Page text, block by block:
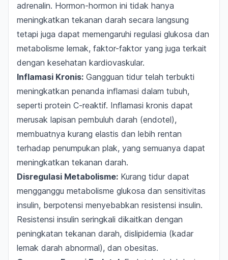
adrenalin. Hormon-hormon ini tidak hanya
meningkatkan tekanan darah secara langsung
tetapi juga dapat memengaruhi regulasi glukosa dan
metabolisme lemak, faktor-faktor yang juga terkait
dengan kesehatan kardiovaskular.
Inflamasi Kronis: Gangguan tidur telah terbukti
meningkatkan penanda inflamasi dalam tubuh,
seperti protein C-reaktif. Inflamasi kronis dapat
merusak lapisan pembuluh darah (endotel),
membuatnya kurang elastis dan lebih rentan
terhadap penumpukan plak, yang semuanya dapat
meningkatkan tekanan darah.
Disregulasi Metabolisme: Kurang tidur dapat
mengganggu metabolisme glukosa dan sensitivitas
insulin, berpotensi menyebabkan resistensi insulin.
Resistensi insulin seringkali dikaitkan dengan
peningkatan tekanan darah, dislipidemia (kadar
lemak darah abnormal), dan obesitas.